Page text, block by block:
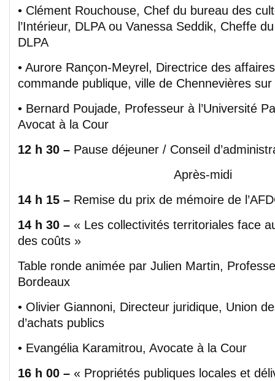
• Clément Rouchouse, Chef du bureau des
l’Intérieur, DLPA ou Vanessa Seddik, Cheffe
DLPA
• Aurore Rançon-Meyrel, Directrice des
commande publique, ville de Chennevières
• Bernard Poujade, Professeur à l’Université
Avocat à la Cour
12 h 30 – Pause déjeuner / Conseil
Après-midi
14 h 15 – Remise du prix de mémoire de
14 h 30 – « Les collectivités territoriales face
des coûts »
Table ronde animée par Julien Martin,
Bordeaux
• Olivier Giannoni, Directeur juridique, Union
d’achats publics
• Evangélia Karamitrou, Avocate à la Cour
16 h 00 – « Propriétés publiques locales et